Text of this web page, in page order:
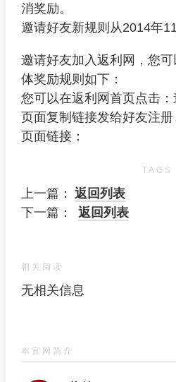
消奖励。
邀请好友新规则从2014年
邀请好友加入返利网，您
体奖励规则如下：
您可以在返利网首页点击
页面复制链接发给好友注册
页面链接：
TAGS
上一篇： 返回列表
下一篇：
返回列表
相关阅读
无相关信息
本官网简介